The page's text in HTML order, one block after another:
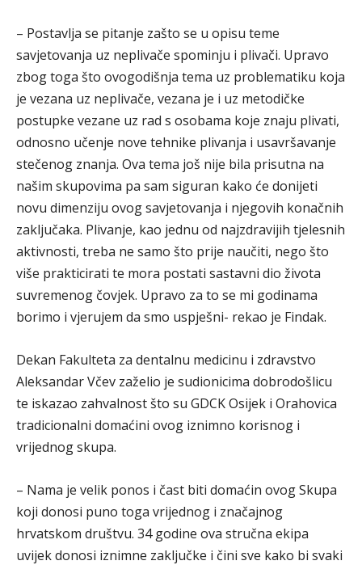
– Postavlja se pitanje zašto se u opisu teme
savjetovanja uz neplivače spominju i plivači. Upravo
zbog toga što ovogodišnja tema uz problematiku koja
je vezana uz neplivače, vezana je i uz metodičke
postupke vezane uz rad s osobama koje znaju plivati,
odnosno učenje nove tehnike plivanja i usavršavanje
stečenog znanja. Ova tema još nije bila prisutna na
našim skupovima pa sam siguran kako će donijeti
novu dimenziju ovog savjetovanja i njegovih konačnih
zaključaka. Plivanje, kao jednu od najzdravijih tjelesnih
aktivnosti, treba ne samo što prije naučiti, nego što
više prakticirati te mora postati sastavni dio života
suvremenog čovjek. Upravo za to se mi godinama
borimo i vjerujem da smo uspješni- rekao je Findak.
Dekan Fakulteta za dentalnu medicinu i zdravstvo
Aleksandar Včev zaželio je sudionicima dobrodošlicu
te iskazao zahvalnost što su GDCK Osijek i Orahovica
tradicionalni domaćini ovog iznimno korisnog i
vrijednog skupa.
– Nama je velik ponos i čast biti domaćin ovog Skupa
koji donosi puno toga vrijednog i značajnog
hrvatskom društvu. 34 godine ova stručna ekipa
uvijek donosi iznimne zaključke i čini sve kako bi svaki